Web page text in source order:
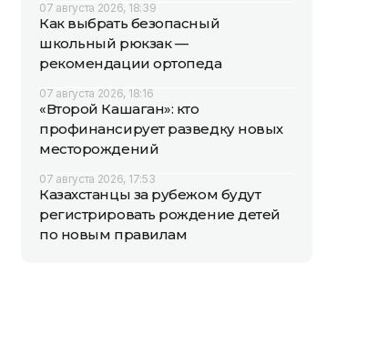
07 августа 2026, 18:39
Как выбрать безопасный
школьный рюкзак —
рекомендации ортопеда
07 августа 2026, 18:16
«Второй Кашаган»: кто
профинансирует разведку новых
месторождений
07 августа 2026, 17:53
Казахстанцы за рубежом будут
регистрировать рождение детей
по новым правилам